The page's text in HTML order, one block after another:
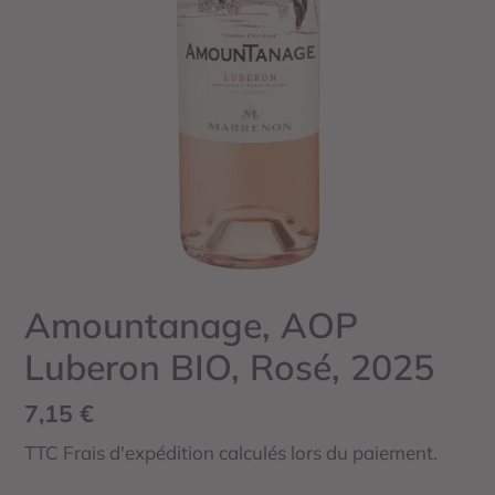
Amountanage, AOP
Luberon BIO, Rosé, 2025
Prix
normal
7,15 €
TTC Frais d'expédition calculés lors du paiement.